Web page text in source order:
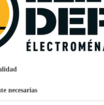
159€ 96
Pago aplazos
EcoTank EPSON ET-2861
necesarias